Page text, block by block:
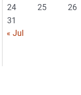
24
25 26
31
« Jul